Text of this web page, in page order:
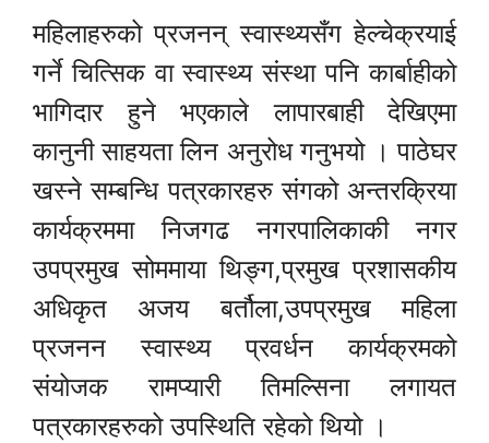
महिलाहरुको प्रजनन् स्वास्थ्यसँग हेल्चेक्रयाई
गर्ने चित्सिक वा स्वास्थ्य संस्था पनि कार्बाहीको
भागिदार हुने भएकाले लापारबाही देखिएमा
कानुनी साहयता लिन अनुरोध गनुभयो । पाठेघर
खस्ने सम्बन्धि पत्रकारहरु संगको अन्तरक्रिया
कार्यक्रममा निजगढ नगरपालिकाकी नगर
उपप्रमुख सोममाया थिङ्ग,प्रमुख प्रशासकीय
अधिकृत अजय बर्तौला,उपप्रमुख महिला
प्रजनन स्वास्थ्य प्रवर्धन कार्यक्रमको
संयोजक रामप्यारी तिमल्सिना लगायत
पत्रकारहरुको उपस्थिति रहेको थियो ।